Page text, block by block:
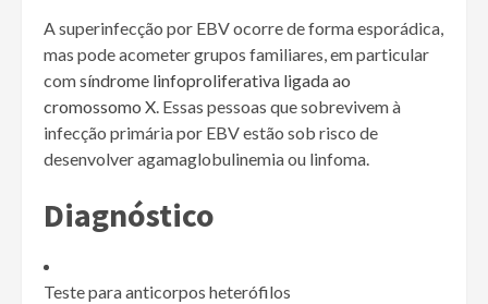
A superinfecção por EBV ocorre de forma esporádica,
mas pode acometer grupos familiares, em particular
comsíndrome linfoproliferativa ligada ao
cromossomo X. Essas pessoas que sobrevivem à
infecção primária por EBV estão sob risco de
desenvolver agamaglobulinemia ou linfoma.
Diagnóstico
Teste para anticorpos heterófilos